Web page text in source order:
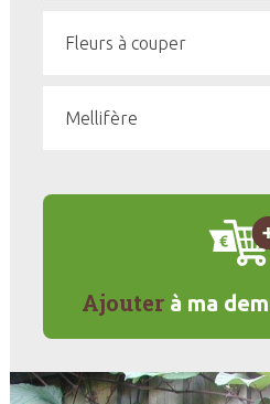
Fleurs à couper
Mellifère
Ajouter à ma